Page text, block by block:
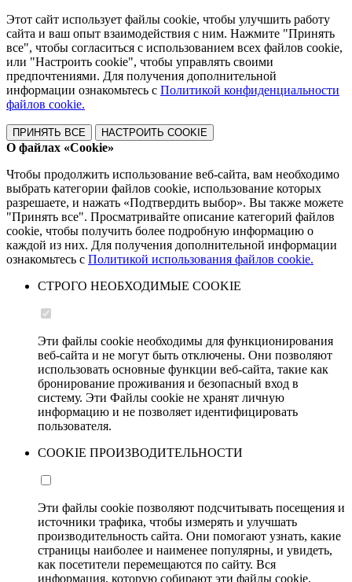
Этот сайт использует файлы cookie, чтобы улучшить работу
сайта и ваш опыт взаимодействия с ним. Нажмите "Принять
все", чтобы согласиться с использованием всех файлов cookie,
или "Настроить cookie", чтобы управлять своими
предпочтениями. Для получения дополнительной
информации ознакомьтесь с Политикой конфиденциальности
файлов cookie.
ПРИНЯТЬ ВСЕ НАСТРОИТЬ COOKIE
О файлах «Cookie»
Чтобы продолжить использование веб-сайта, вам необходимо
выбрать категории файлов cookie, использование которых
разрешаете, и нажать «Подтвердить выбор». Вы также можете
"Принять все". Просматривайте описание категорий файлов
cookie, чтобы получить более подробную информацию о
каждой из них. Для получения дополнительной информации
ознакомьтесь с Политикой использования файлов cookie.
СТРОГО НЕОБХОДИМЫЕ COOKIE
Эти файлы cookie необходимы для функционирования
веб-сайта и не могут быть отключены. Они позволяют
использовать основные функции веб-сайта, такие как
бронирование проживания и безопасный вход в
систему. Эти Файлы cookie не хранят личную
информацию и не позволяет идентифицировать
пользователя.
COOKIE ПРОИЗВОДИТЕЛЬНОСТИ
Эти файлы cookie позволяют подсчитывать посещения и
источники трафика, чтобы измерять и улучшать
производительность сайта. Они помогают узнать, какие
страницы наиболее и наименее популярны, и увидеть,
как посетители перемещаются по сайту. Вся
информация, которую собирают эти файлы cookie,